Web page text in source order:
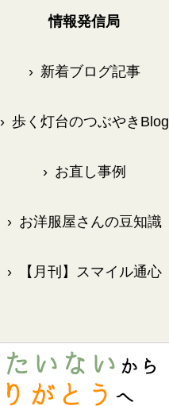
情報発信局
›新着ブログ記事
›歩く灯台のつぶやきBlog
›お直し事例
›お洋服屋さんの豆知識
›【月刊】スマイル通心